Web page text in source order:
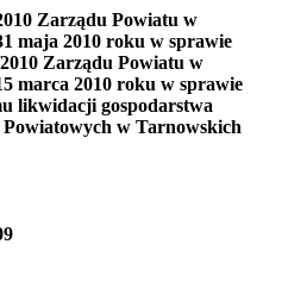
Zarządu Powiatu w
maja 2010 roku w sprawie
Zarządu Powiatu w
marca 2010 roku w sprawie
likwidacji gospodarstwa
w Tarnowskich